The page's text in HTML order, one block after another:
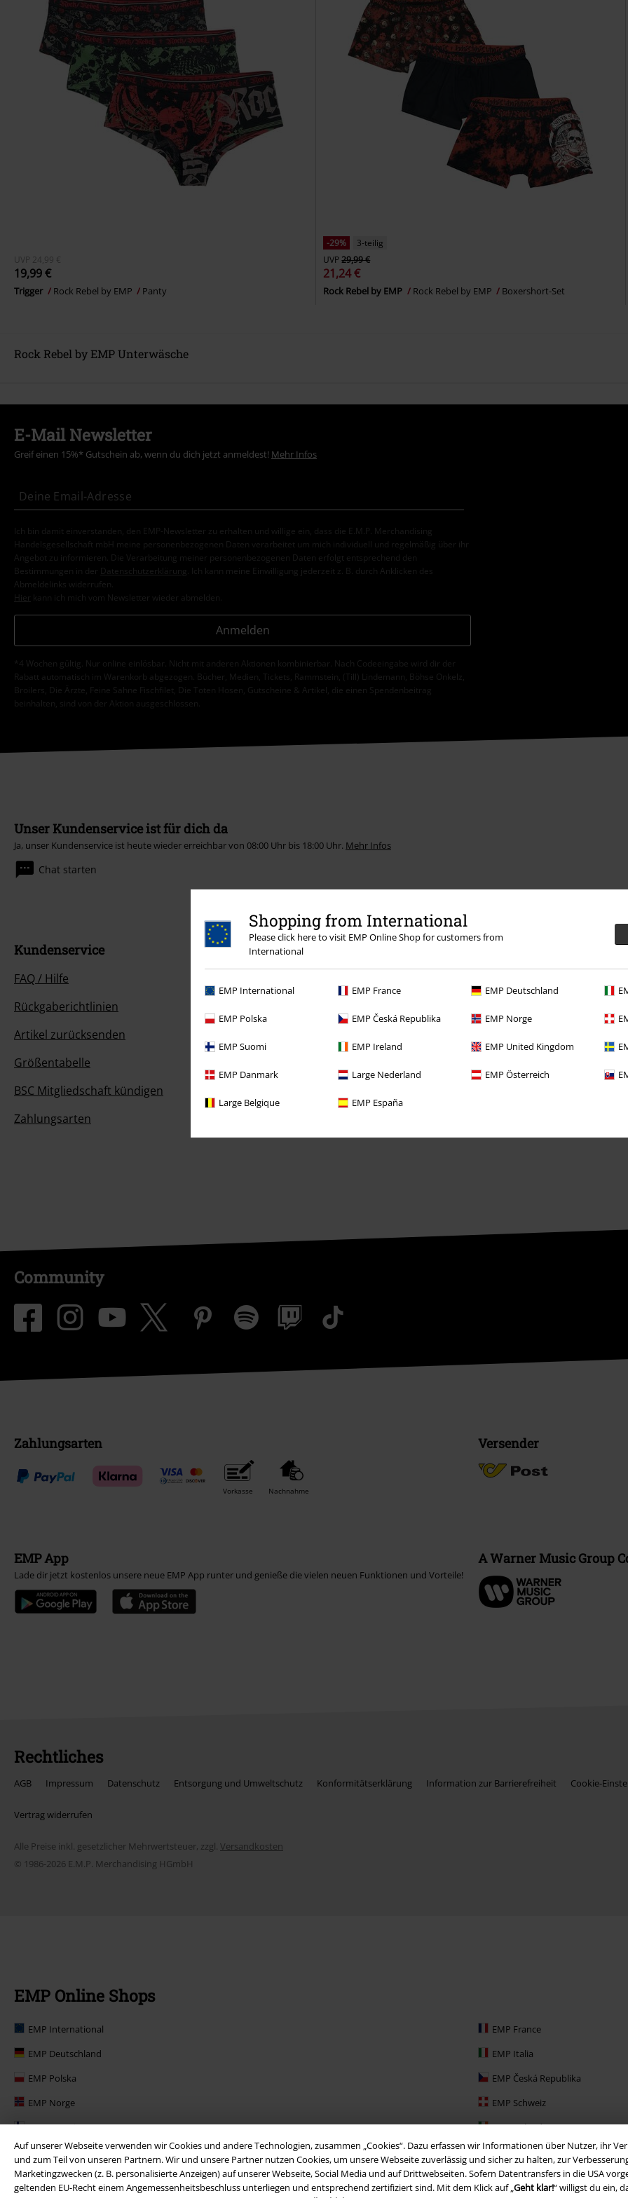
Shopping from International
Please click here to visit EMP Online Shop for customers from
International
EMP International EMP France EMP Deutschland
EMP Polska EMP Česká Republika EMP Norge
EMP Suomi EMP Ireland EMP United Kingdom
EMP Danmark Large Nederland EMP Österreich
Large Belgique EMP España
Auf unserer Webseite verwenden wir Cookies und andere Technologien, zusammen „Cookies“. Dazu erfassen wir Informationen über Nutzer, ihr
und zum Teil von unseren Partnern. Wir und unsere Partner nutzen Cookies, um unsere Webseite zuverlässig und sicher zu halten, zur
Marketingzwecken (z. B. personalisierte Anzeigen) auf unserer Webseite, Social Media und auf Drittwebseiten. Sofern Datentransfers in die USA
geltenden EU-Recht einem Angemessenheitsbeschluss unterliegen und entsprechend zertifiziert sind. Mit dem Klick auf „Geht klar!“ willigst du ein,
UVP 24,99 €
19,99 €
Trigger Rock Rebel by EMP Panty
-29%
3-teilig
UVP29,99 €
21,24 €
Rock Rebel by EMP Rock Rebel by EMP Boxershort-Set
Rock Rebel by EMP Unterwäsche
E-Mail Newsletter
Greif einen 15%* Gutschein ab, wenn du dich jetzt anmeldest! Mehr Infos
Ich bin damit einverstanden, den EMP-Newsletter zu erhalten und willige ein, dass die E.M.P. Merchandising
Handelsgesellschaft mbH meine personenbezogenen Daten verarbeitet um mich individuell und regelmäßig über ihr
Angebot zu informieren. Die Verarbeitung meiner personenbezogenen Daten erfolgt entsprechend den
Bestimmungen in der
Datenschutzerklärung
. Ich kann meine Einwilligung jederzeit z. B. durch Anklicken des
Abmeldelinks widerrufen.
Hier kann ich mich vom Newsletter wieder abmelden.
Anmelden
*4 Wochen gültig. Nur online einlösbar. Nicht mit anderen Aktionen kombinierbar. Nach Codeeingabe wird dir der
Rabatt automatisch im Warenkorb abgezogen. Bücher, Medien, Tickets, Rammstein, (Till) Lindemann, Böhse Onkelz,
Broilers, Die Ärzte, Feine Sahne Fischfilet, Die Toten Hosen, Gutscheine & Artikel, die einen Spendenbeitrag
beinhalten, sind von der Aktion ausgeschlossen.
Unser Kundenservice ist für dich da
Ja, unser Kundenservice ist heute wieder erreichbar von 08:00 Uhr bis 18:00 Uhr. Mehr Infos
Chat starten
Kundenservice
FAQ / Hilfe
Rückgaberichtlinien
Artikel zurücksenden
Größentabelle
BSC Mitgliedschaft kündigen
Zahlungsarten
Community
Zahlungsarten
Vorkasse Nachnahme
Versender
EMP App
Lade dir jetzt kostenlos unsere neue EMP App runter und genieße die vielen neuen Funktionen und Vorteile!
A Warner Music Group
Rechtliches
AGB Impressum Datenschutz Entsorgung und Umweltschutz Konformitätserklärung Information zur Barrierefreiheit Cookie-
Vertrag widerrufen
Alle Preise inkl. gesetzlicher Mehrwertsteuer, zzgl. Versandkosten
© 1986-2026 E.M.P. Merchandising HGmbH
EMP Online Shops
EMP International
EMP France
EMP Deutschland
EMP Italia
EMP Polska
EMP Česká Republika
EMP Norge
EMP Schweiz
EMP Suomi
EMP Ireland
EMP United Kingdom
EMP Sverige
EMP Danmark
Large Nederland